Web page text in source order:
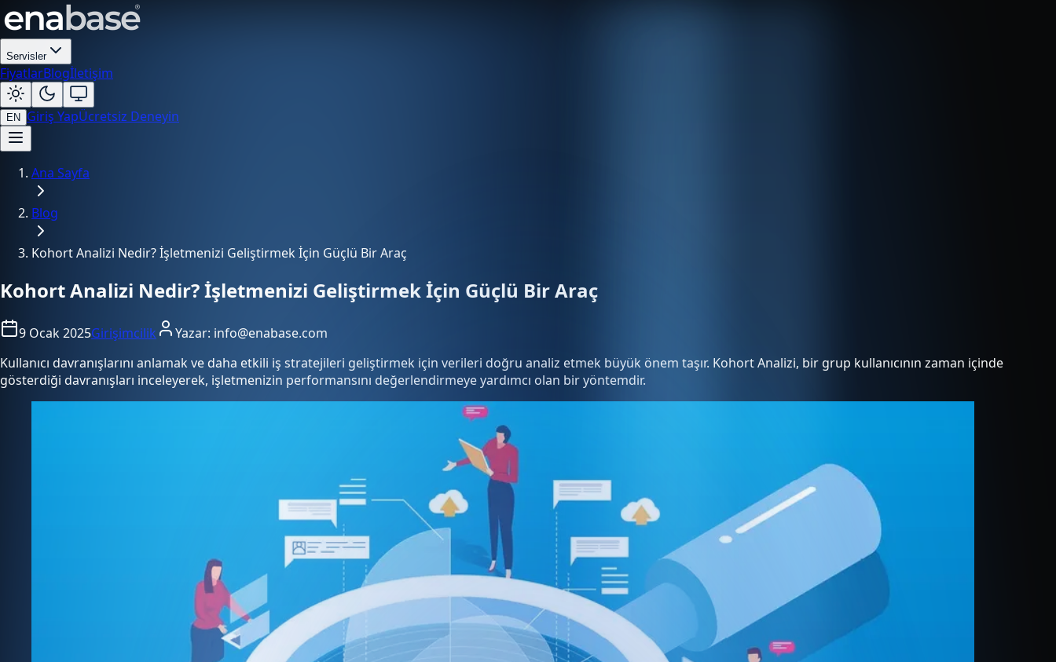
Servisler
FiyatlarBlogİletişim
EN Giriş YapÜcretsiz Deneyin
Ana Sayfa
Blog
Kohort Analizi Nedir? İşletmenizi Geliştirmek İçin Güçlü Bir Araç
Kohort Analizi Nedir? İşletmenizi Geliştirmek İçin Güçlü Bir Araç
9 Ocak 2025Girişimcilik Yazar: info@enabase.com
Kullanıcı davranışlarını anlamak ve daha etkili iş stratejileri geliştirmek için verileri doğru analiz etmek büyük önem taşır. Kohort Analizi, bir grup kullanıcının zaman içinde
gösterdiği davranışları inceleyerek, işletmenizin performansını değerlendirmeye yardımcı olan bir yöntemdir.